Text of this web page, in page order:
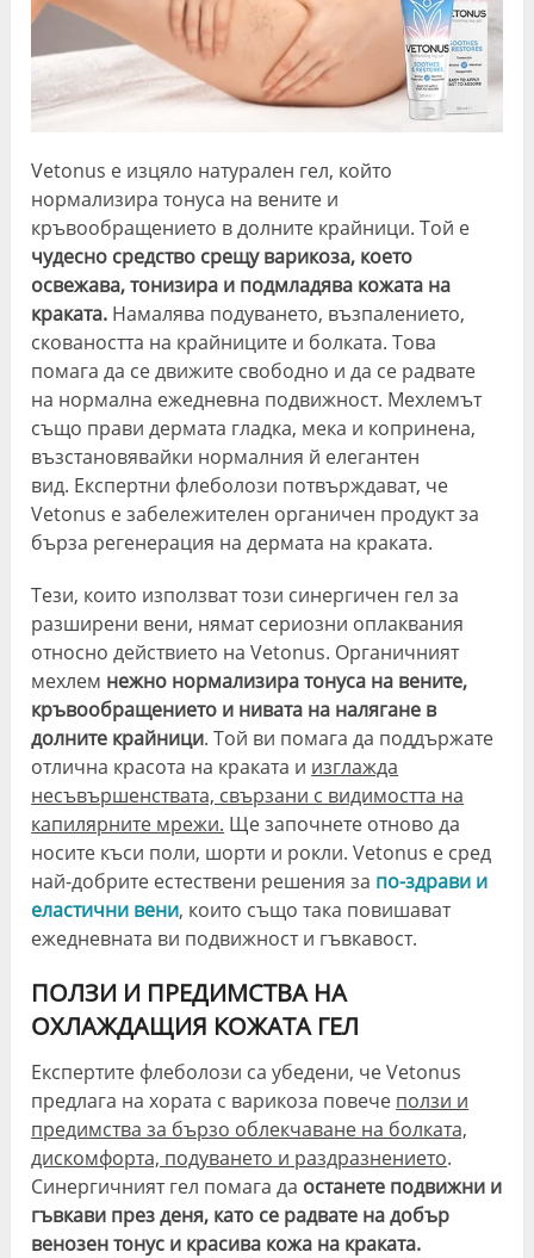
Vetonus е изцяло натурален гел, който
нормализира тонуса на вените и
кръвообращението в долните крайници. Той е
чудесно средство срещу варикоза, което
освежава, тонизира и подмладява кожата на
краката. Намалява подуването, възпалението,
сковаността на крайниците и болката. Това
помага да се движите свободно и да се радвате
на нормална ежедневна подвижност. Мехлемът
също прави дермата гладка, мека и копринена,
възстановявайки нормалния й елегантен
вид. Експертни флеболози потвърждават, че
Vetonus е забележителен органичен продукт за
бърза регенерация на дермата на краката.
Тези, които използват този синергичен гел за
разширени вени, нямат сериозни оплаквания
относно действието на Vetonus. Органичният
мехлем нежно нормализира тонуса на вените,
кръвообращението и нивата на налягане в
долните крайници. Той ви помага да поддържате
отлична красота на краката и изглажда
несъвършенствата, свързани с видимостта на
капилярните мрежи. Ще започнете отново да
носите къси поли, шорти и рокли. Vetonus е сред
най-добрите естествени решения за по-здрави и
еластични вени, които също така повишават
ежедневната ви подвижност и гъвкавост.
ПОЛЗИ И ПРЕДИМСТВА НА
ОХЛАЖДАЩИЯ КОЖАТА ГЕЛ
Експертите флеболози са убедени, че Vetonus
предлага на хората с варикоза повече ползи и
предимства за бързо облекчаване на болката,
дискомфорта, подуването и раздразнението.
Синергичният гел помага да останете подвижни и
гъвкави през деня, като се радвате на добър
венозен тонус и красива кожа на краката.